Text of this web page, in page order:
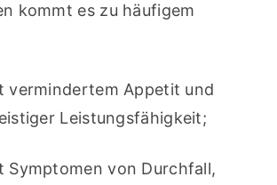
kommt es zu häufigem
vermindertem Appetit und
Leistungsfähigkeit;
Symptomen von Durchfall,